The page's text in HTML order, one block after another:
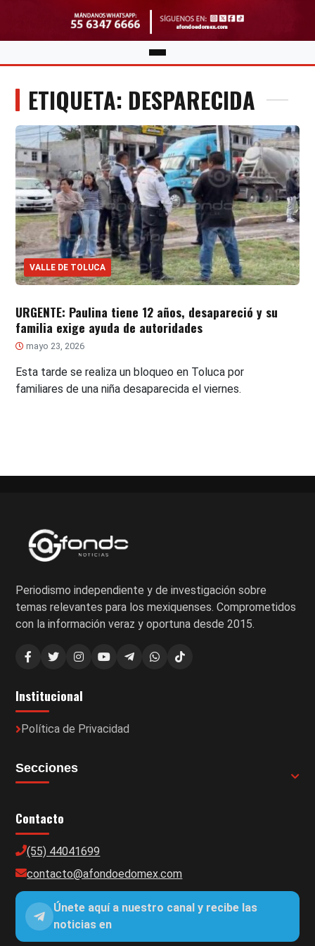
ETIQUETA: DESPARECIDA
VALLE DE TOLUCA
URGENTE: Paulina tiene 12 años, desapareció y su
familia exige ayuda de autoridades
mayo 23, 2026
Esta tarde se realiza un bloqueo en Toluca por
familiares de una niña desaparecida el viernes.
Periodismo independiente y de investigación sobre
temas relevantes para los mexiquenses. Comprometidos
con la información veraz y oportuna desde 2015.
Institucional
Política de Privacidad
Secciones
Contacto
(55) 44041699
contacto@afondoedomex.com
Únete aquí a nuestro canal y recibe las
noticias en